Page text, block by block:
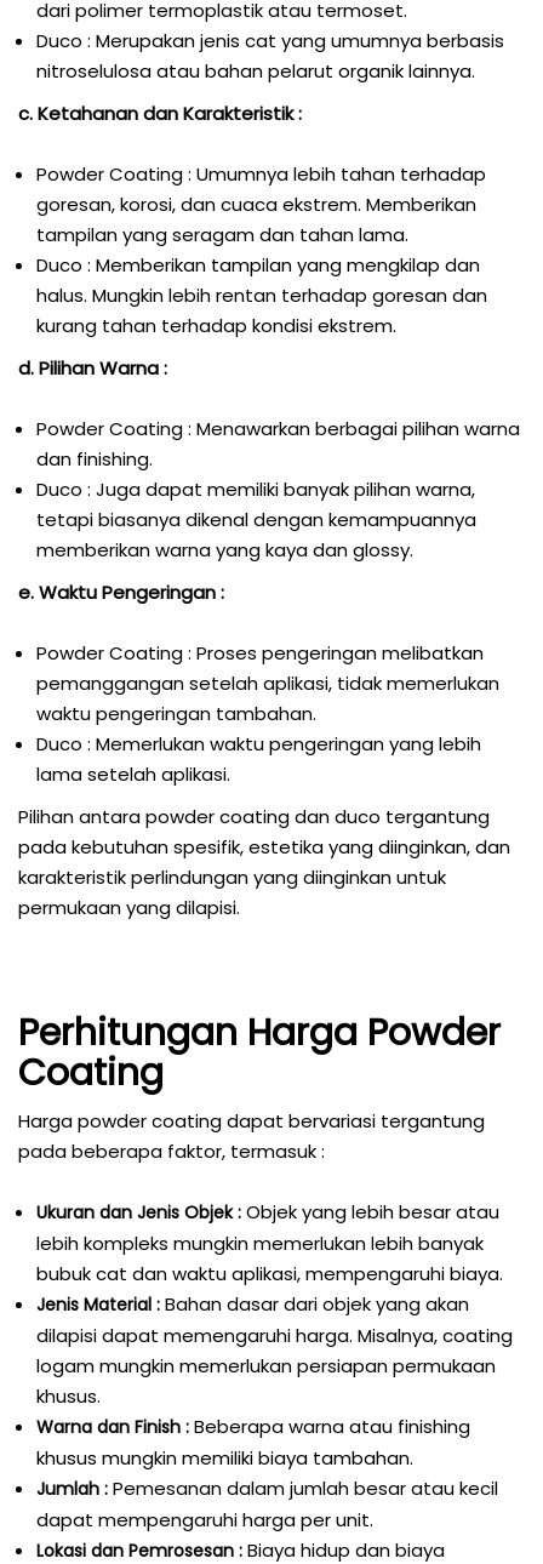
dari polimer termoplastik atau termoset.
Duco : Merupakan jenis cat yang umumnya berbasis
nitroselulosa atau bahan pelarut organik lainnya.
c. Ketahanan dan Karakteristik :
Powder Coating : Umumnya lebih tahan terhadap
goresan, korosi, dan cuaca ekstrem. Memberikan
tampilan yang seragam dan tahan lama.
Duco : Memberikan tampilan yang mengkilap dan
halus. Mungkin lebih rentan terhadap goresan dan
kurang tahan terhadap kondisi ekstrem.
d. Pilihan Warna :
Powder Coating : Menawarkan berbagai pilihan warna
dan finishing.
Duco : Juga dapat memiliki banyak pilihan warna,
tetapi biasanya dikenal dengan kemampuannya
memberikan warna yang kaya dan glossy.
e. Waktu Pengeringan :
Powder Coating : Proses pengeringan melibatkan
pemanggangan setelah aplikasi, tidak memerlukan
waktu pengeringan tambahan.
Duco : Memerlukan waktu pengeringan yang lebih
lama setelah aplikasi.
Pilihan antara powder coating dan duco tergantung
pada kebutuhan spesifik, estetika yang diinginkan, dan
karakteristik perlindungan yang diinginkan untuk
permukaan yang dilapisi.
Perhitungan Harga Powder
Coating
Harga powder coating dapat bervariasi tergantung
pada beberapa faktor, termasuk :
Ukuran dan Jenis Objek : Objek yang lebih besar atau
lebih kompleks mungkin memerlukan lebih banyak
bubuk cat dan waktu aplikasi, mempengaruhi biaya.
Jenis Material : Bahan dasar dari objek yang akan
dilapisi dapat memengaruhi harga. Misalnya, coating
logam mungkin memerlukan persiapan permukaan
khusus.
Warna dan Finish : Beberapa warna atau finishing
khusus mungkin memiliki biaya tambahan.
Jumlah : Pemesanan dalam jumlah besar atau kecil
dapat mempengaruhi harga per unit.
Lokasi dan Pemrosesan : Biaya hidup dan biaya